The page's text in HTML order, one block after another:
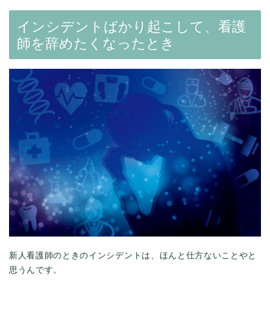
インシデントばかり起こして、看護
師を辞めたくなったとき
新人看護師のときのインシデントは、ほんと仕方ないことやと
思うんです。